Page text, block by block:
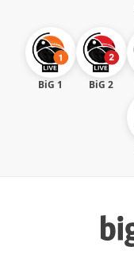
BiG 1 BiG 2